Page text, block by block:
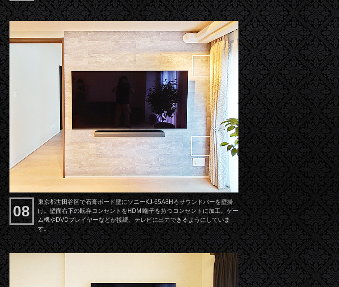
08
東京都世田谷区で石膏ボード壁にソニーKJ-65A8Hろサウンドバーを壁掛
け。壁面右下の既存コンセントをHDMI端子を持つコンセントに加工。ゲー
ム機やDVDプレイヤーなどが接続、テレビに出力できるようにしていま
す。